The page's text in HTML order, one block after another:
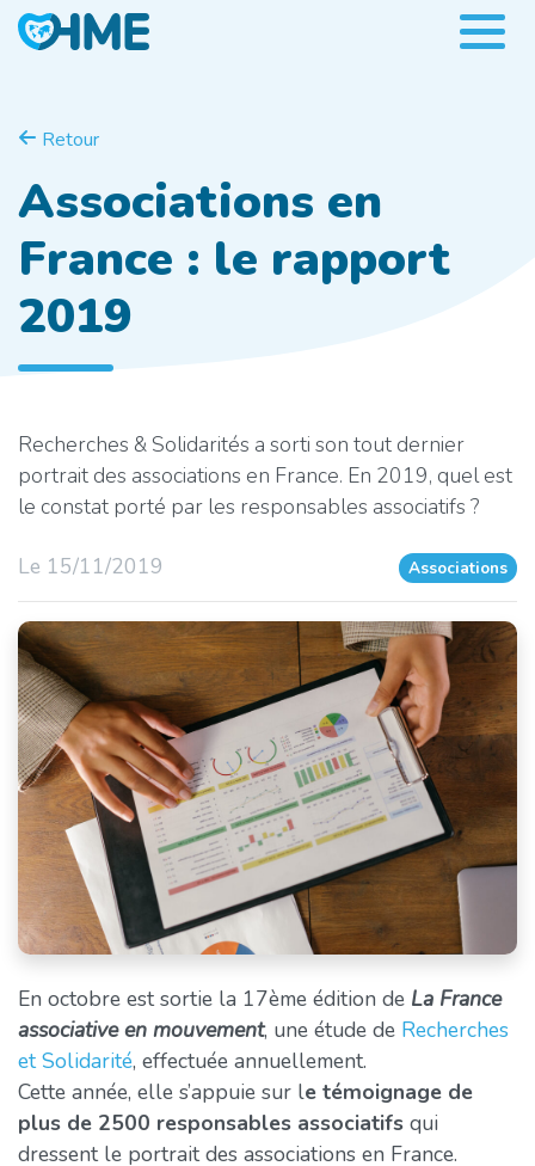
Retour
Associations en
France : le rapport
2019
Recherches & Solidarités a sorti son tout dernier
portrait des associations en France. En 2019, quel est
le constat porté par les responsables associatifs ?
Le 15/11/2019 Associations
En octobre est sortie la 17ème édition de La France
associative en mouvement, une étude de Recherches
et Solidarité, effectuée annuellement.
Cette année, elle s’appuie sur le témoignage de
plus de 2500 responsables associatifs qui
dressent le portrait des associations en France.